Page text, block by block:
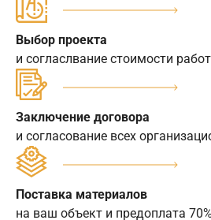
Выбор проекта
и согласлвание стоимости работ
Заключение договора
и согласование всех
Поставка материалов
на ваш объект и предоплата